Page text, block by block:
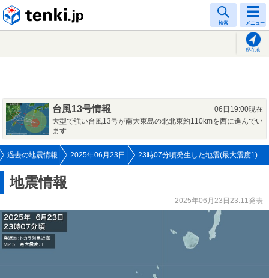
検索 メニュー
現在地
台風13号情報
06日19:00現在
大型で強い台風13号が南大東島の北北東約110kmを西に進んでい
ます
過去の地震情報 2025年06月23日 23時07分頃発生した地震(最大震度1)
地震情報
2025年06月23日23:11発表